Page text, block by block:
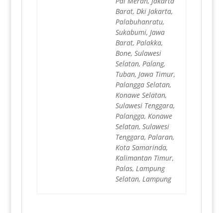
Barat, Dki Jakarta,
Palabuhanratu,
Sukabumi, Jawa
Barat, Palakka,
Bone, Sulawesi
Selatan, Palang,
Tuban, Jawa Timur,
Palangga Selatan,
Konawe Selatan,
Sulawesi Tenggara,
Palangga, Konawe
Selatan, Sulawesi
Tenggara, Palaran,
Kota Samarinda,
Kalimantan Timur,
Palas, Lampung
Selatan, Lampung